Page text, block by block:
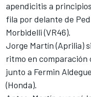
apendicitis a
fila por delante de
Morbidelli(VR46).
Jorge Martín (Aprilia)
ritmo en comparación
junto a Fermin
(Honda).